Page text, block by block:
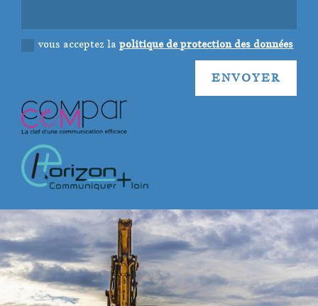
vous acceptez lapolitique de protection des données
ENVOYER